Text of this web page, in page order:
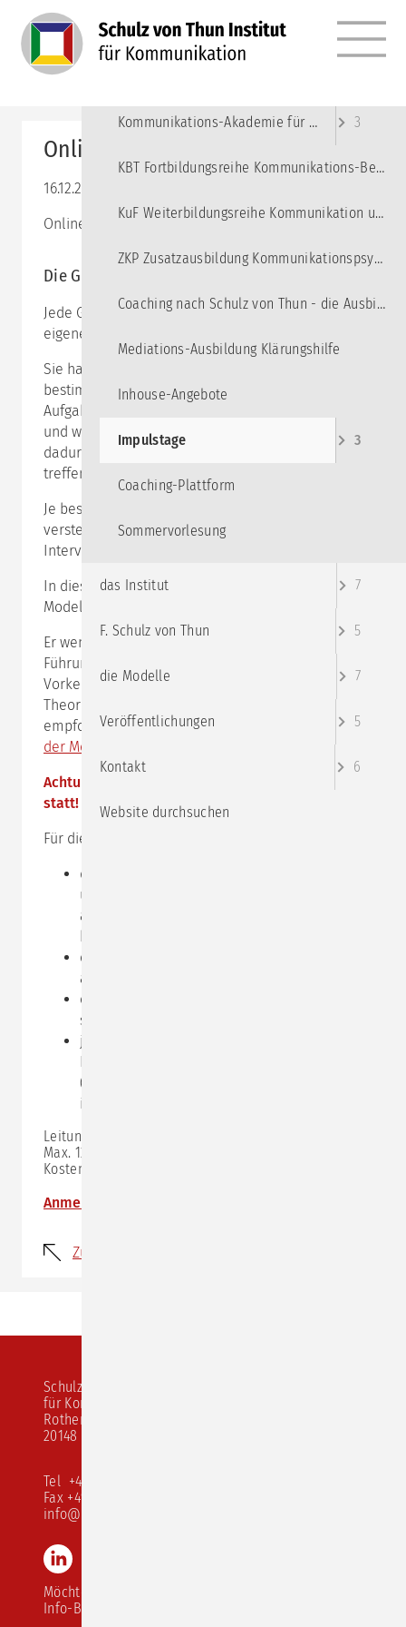
Online-Impulstag: Teamkenntnis
16.12.2024 09:00–16:30
Online-Seminar via Zoom
Die Gruppe verstehen
Jede Gruppe hat, wie jeder Mensch auch, einen ganz
eigenen Charakter.
Sie hat Stärken und Schwächen und kann damit
bestimmte Aufgaben gut bewältigen. Ändert sich die
Aufgabe, muss sich häufig auch die Gruppe ändern
und weiterentwickeln. Gruppendynamik entsteht u.a.
dadurch, dass verschiedene Charaktere aufeinander
treffen.
Je besser die Gruppenleitung die Gruppe dabei
versteht, umso konstruktiver kann sie mit gezielten
Interventionen auf sie einwirken.
In diesem Impulstag wird das Riemann -Thomann
Modell vertiefend auf Gruppen eingeführt.
Er wendet sich v.a. an Menschen , die Gruppen leiten-
Führungskräfte, TrainerInnen und ModeratorInnen.
Vorkenntnisse im Riemann Thomann Modell in der
Theorie und in der Selbstanwendung sind
empfohlen, z.B. durch den Impulstag "
Kleine Schule
der Menschenkenntnis
Achtung: Dieser Impulstag findet online via
statt!
Für die
das Programm
unter
alternativ den Einladungs-Link nutzen, den Sie
kurz vor dem Seminar erhalten
einen Computer, der mit einer Kamera
ausgestattet ist
einen einigermaßen ruhigen Ort, an den Sie
sich zurückziehen können
je nach Ihren Bedürfnissen und der Qualität
Ihres integrierten Mikrofons ein Headset
(unserer bisherigen Erfahrung nach reicht das
integrierte Mikrofon aus)
Leitung:
Max. 12 Teilnehmer:innen
Kosten: 325,- € zzgl. MwSt.
Anmeldung
Zurück
Schulz von Thun Institut
für Kommunikation
Rothenbaumchaussee 20
20148 Hamburg
Tel +49 40 413 526 10
Fax +49 40 413 526 68
info@schulz-von-thun.de
Möchten Sie unseren
Info-Brief abonnieren?
MENÜ
Kommunikations-Akademie für junge Erwachsene 3
KBT Fortbildungsreihe Kommunikations-Beratung und Training
KuF Weiterbildungsreihe Kommunikation und Führung
ZKP Zusatzausbildung Kommunikationspsychologie
Coaching nach Schulz von Thun - die Ausbildung
Mediations-Ausbildung Klärungshilfe
Inhouse-Angebote
Impulstage 3
Coaching-Plattform
Sommervorlesung
das Institut 7
F. Schulz von Thun 5
die Modelle 7
Veröffentlichungen 5
Kontakt 6
Website durchsuchen